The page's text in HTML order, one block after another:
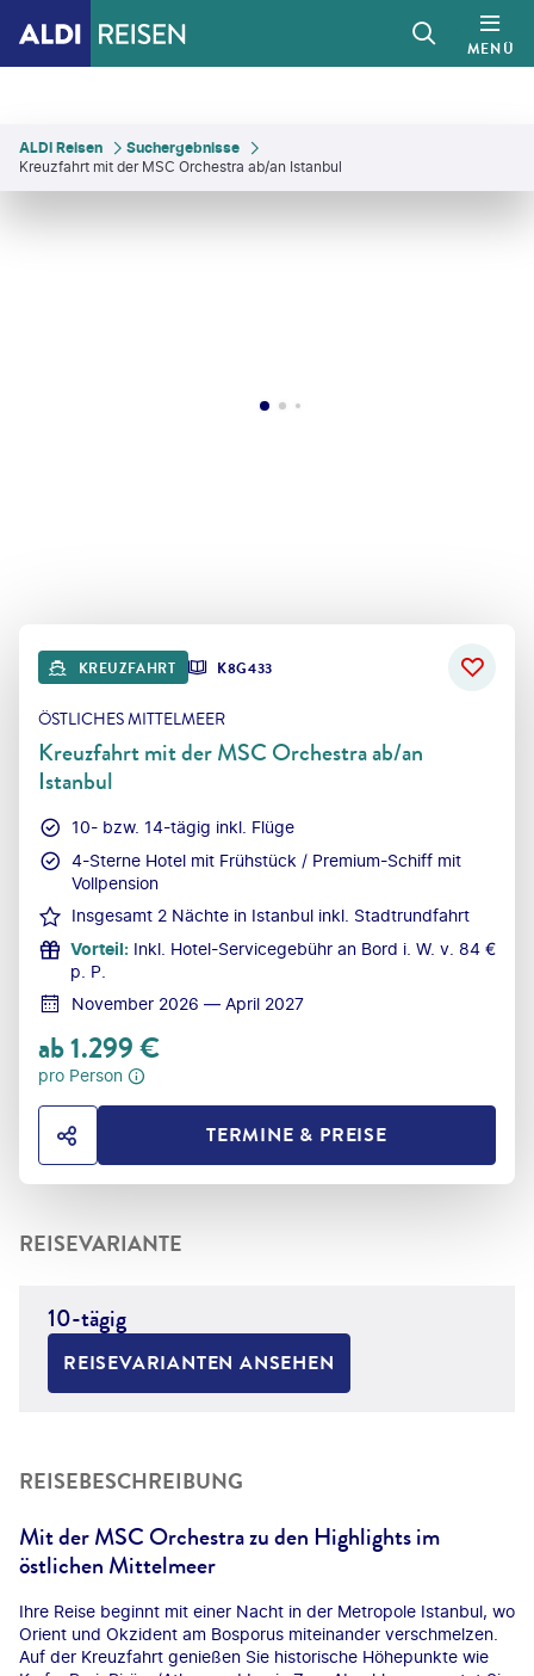
MENÜ
ALDI Reisen
Suchergebnisse
Kreuzfahrt mit der MSC Orchestra ab/an Istanbul
KREUZFAHRT K8G433
ÖSTLICHES MITTELMEER
Kreuzfahrt mit der MSC Orchestra ab/an
Istanbul
10- bzw. 14-tägig inkl. Flüge
4-Sterne Hotel mit Frühstück / Premium-Schiff mit
Vollpension
Insgesamt 2 Nächte in Istanbul inkl. Stadtrundfahrt
Vorteil: Inkl. Hotel-Servicegebühr an Bord i. W. v. 84 €
p. P.
November 2026 — April 2027
ab1.299€
pro Person
HOTEL TEILENTERMINE & PREISE
REISEVARIANTE
10-tägig
REISEVARIANTEN ANSEHEN
REISEBESCHREIBUNG
Mit der MSC Orchestra zu den Highlights im
östlichen Mittelmeer
Ihre Reise beginnt mit einer Nacht in der Metropole Istanbul, wo
Orient und Okzident am Bosporus miteinander verschmelzen.
Auf der Kreuzfahrt genießen Sie historische Höhepunkte wie